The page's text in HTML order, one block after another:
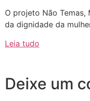
O projeto Não
da dignidade da
Leia tudo
Deixe um